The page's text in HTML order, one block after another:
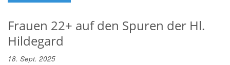
Frauen 22+ auf den Spuren der Hl.
Hildegard
18. Sept. 2025